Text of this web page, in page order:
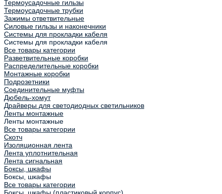
Термоусадочные гильзы
Термоусадочные трубки
Зажимы ответвительные
Силовые гильзы и наконечники
Системы для прокладки кабеля
Системы для прокладки кабеля
Все товары категории
Разветвительные коробки
Распределительные коробки
Монтажные коробки
Подрозетники
Соединительные муфты
Дюбель-хомут
Драйверы для светодиодных светильников
Ленты монтажные
Ленты монтажные
Все товары категории
Скотч
Изоляционная лента
Лента уплотнительная
Лента сигнальная
Боксы, шкафы
Боксы, шкафы
Все товары категории